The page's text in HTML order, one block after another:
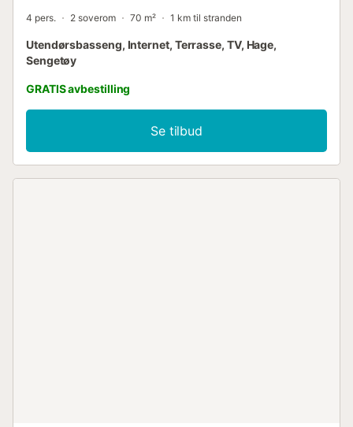
4 pers. 2 soverom 70 m² 1 km til stranden
Utendørsbasseng, Internet, Terrasse, TV, Hage,
Sengetøy
GRATIS avbestilling
Se tilbud